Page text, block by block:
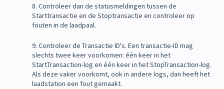
8. Controleer dan de statusmeldingen tussen de
Starttransactie en de Stoptransactie en controleer op
fouten in de laadpaal.
9. Controleer de Transactie ID's. Een transactie-ID mag
slechts twee keer voorkomen: één keer in het
StartTransaction-log en één keer in het StopTransaction-log.
Als deze vaker voorkomt, ook in andere logs, dan heeft het
laadstation een fout gemaakt.